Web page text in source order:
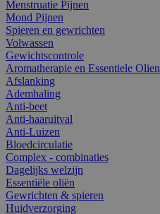
Menstruatie Pijnen
Mond Pijnen
Spieren en gewrichten
Volwassen
Gewichtscontrole
Aromatherapie en Essentiele Olien
Afslanking
Ademhaling
Anti-beet
Anti-haaruitval
Anti-Luizen
Bloedcirculatie
Complex - combinaties
Dagelijks welzijn
Essentiële oliën
Gewrichten & spieren
Huidverzorging